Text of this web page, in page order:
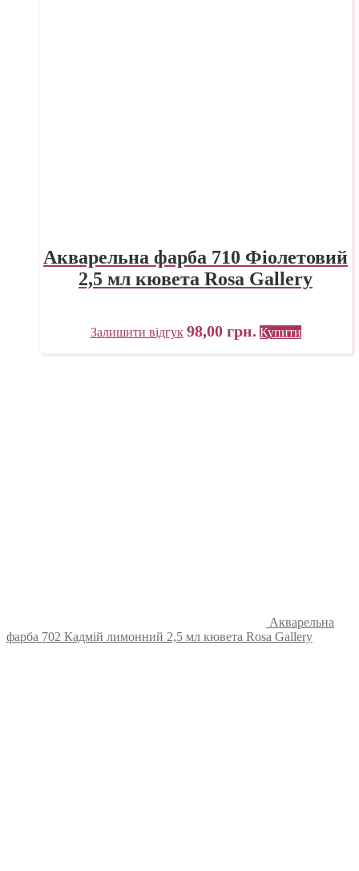
Акварельна фарба 710 Фіолетовий
2,5 мл кювета Rosa Gallery
Залишити відгук 98,00 грн. Купити
Акварельна
фарба 702 Кадмій лимонний 2,5 мл кювета Rosa Gallery